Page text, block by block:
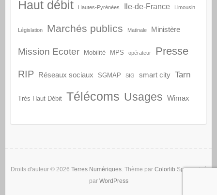
Haut débit Hautes-Pyrénées Ile-de-France Limousin
Législation Marchés publics Matinale Ministère
Mission Ecoter Mobilité MPS opérateur Presse
RIP Réseaux sociaux SGMAP SIG smart city Tarn
Très Haut Débit Télécoms Usages Wimax
Droits d'auteur © 2026 Terres Numériques. Thème par Colorlib Sponsorisé
par WordPress